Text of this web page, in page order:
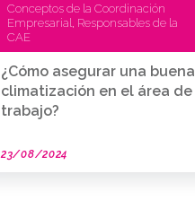
Conceptos de la Coordinación
Empresarial
Responsables de la
CAE
¿Cómo asegurar una buena
climatización en el área de
trabajo?
23/08/2024